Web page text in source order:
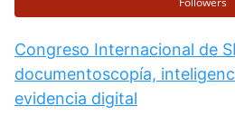
Congreso Internacional de
documentoscopía,
evidencia digital